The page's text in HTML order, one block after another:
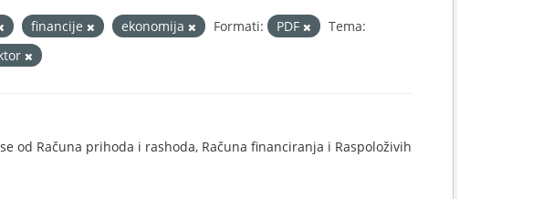
financije ekonomija Formati: PDF
Tema:
od Računa prihoda i rashoda, Računa financiranja i Raspoloživih